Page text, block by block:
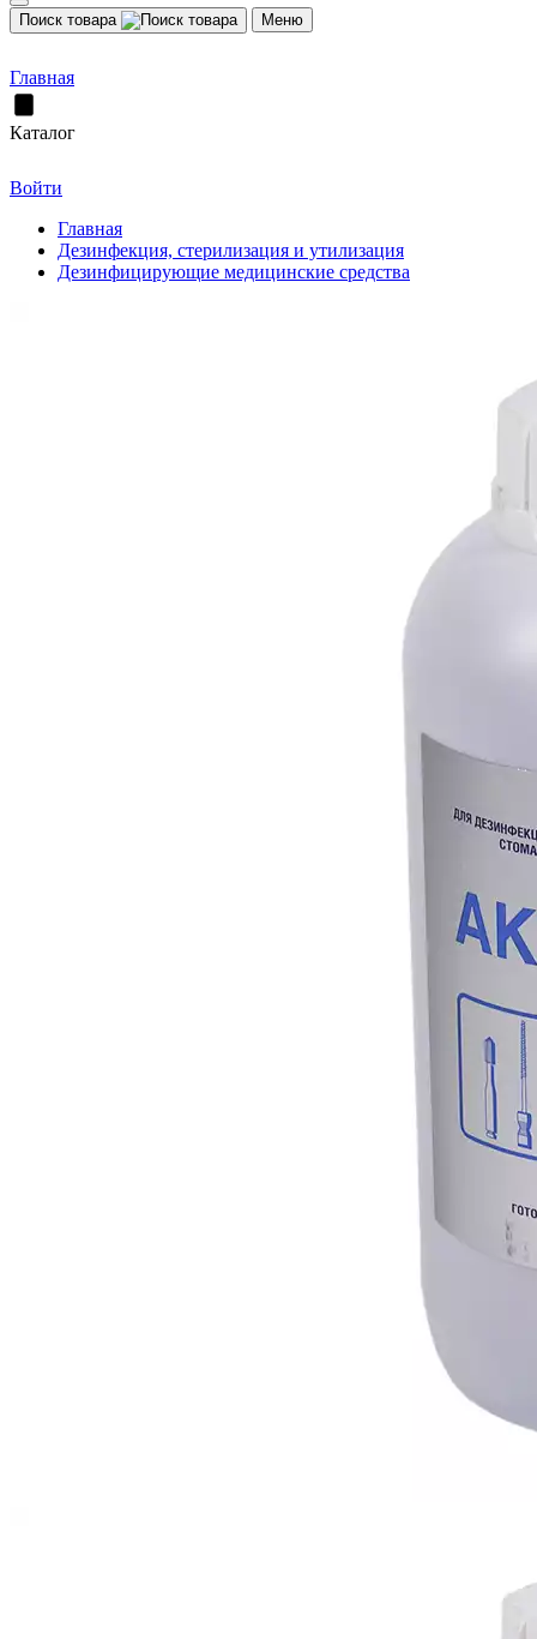
Поиск товара Меню
Главная
Каталог
Войти
Главная
Дезинфекция, стерилизация и утилизация
Дезинфицирующие медицинские средства